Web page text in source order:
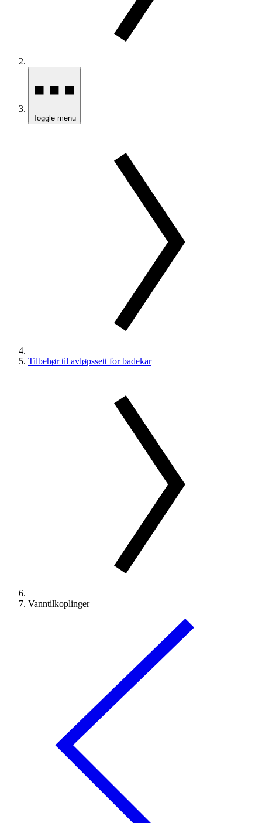
Toggle menu
Tilbehør til avløpssett for badekar
Vanntilkoplinger